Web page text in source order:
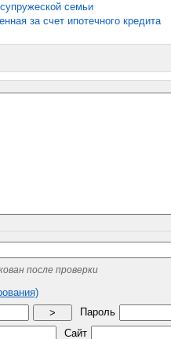
семьи
за счет ипотечного кредита
после проверки
>
Пароль
Сайт